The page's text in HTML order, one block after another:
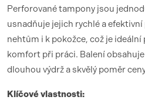
Perforované tampony jsou
usnadňuje jejich rychlé a
nehtům i k pokožce, což je
komfort při práci. Balení
dlouhou výdrž a skvělý poměr
Klíčové vlastnosti: